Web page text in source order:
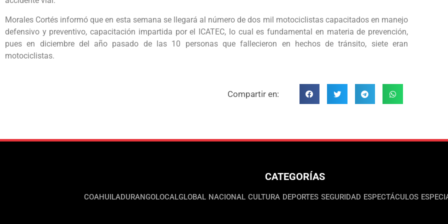
Morales Cortés informó que en esta semana se llegará al número de dos mil motociclistas capacitados en manejo
defensivo y preventivo, capacitación impartida por el ICATEC, lo cual es fundamental en materia de prevención,
pues en diciembre del año pasado de las 10 personas que fallecieron en hechos de tránsito, siete eran
motociclistas.
Compartir en:
CATEGORÍAS
COAHUILADURANGOLOCALGLOBAL NACIONAL CULTURA DEPORTES SEGURIDAD ESPECTÁCULOS